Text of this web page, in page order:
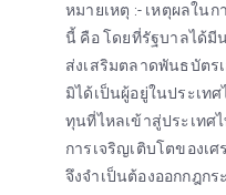
หมายเหตุ :- เหตุผลใน
นี้ คือ โดยที่รัฐบาลได้มี
ส่งเสริมตลาดพันธบัตร
มิได้เป็นผู้อยู่ในประเท
ทุนที่ไหลเข้าสู่ประเทศ
การเจริญเติบโตของเ
จึงจำเป็นต้องออกกฎกร